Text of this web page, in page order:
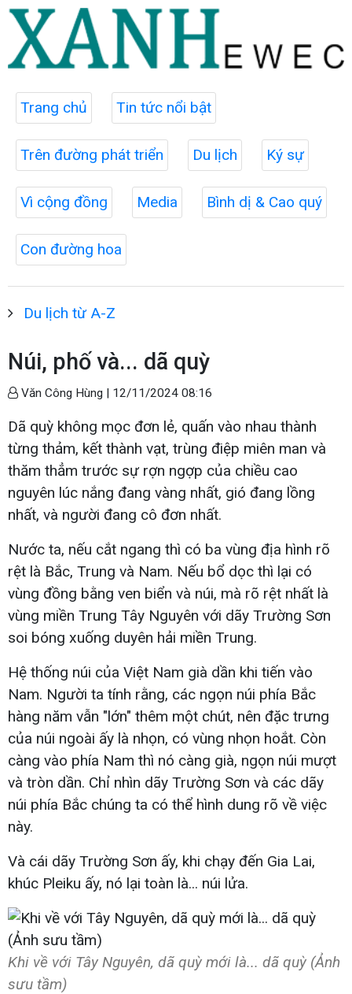
Trang chủ Tin tức nổi bật
Trên đường phát triển Du lịch Ký sự
Vì cộng đồng Media Bình dị & Cao quý
Con đường hoa
Du lịch từ A-Z
Núi, phố và... dã quỳ
Văn Công Hùng | 12/11/2024 08:16
Dã quỳ không mọc đơn lẻ, quấn vào nhau thành
từng thảm, kết thành vạt, trùng điệp miên man và
thăm thẳm trước sự rợn ngợp của chiều cao
nguyên lúc nắng đang vàng nhất, gió đang lồng
nhất, và người đang cô đơn nhất.
Nước ta, nếu cắt ngang thì có ba vùng địa hình rõ
rệt là Bắc, Trung và Nam. Nếu bổ dọc thì lại có
vùng đồng bằng ven biển và núi, mà rõ rệt nhất là
vùng miền Trung Tây Nguyên với dãy Trường Sơn
soi bóng xuống duyên hải miền Trung.
Hệ thống núi của Việt Nam già dần khi tiến vào
Nam. Người ta tính rằng, các ngọn núi phía Bắc
hàng năm vẫn "lớn" thêm một chút, nên đặc trưng
của núi ngoài ấy là nhọn, có vùng nhọn hoắt. Còn
càng vào phía Nam thì nó càng già, ngọn núi mượt
và tròn dần. Chỉ nhìn dãy Trường Sơn và các dãy
núi phía Bắc chúng ta có thể hình dung rõ về việc
này.
Và cái dãy Trường Sơn ấy, khi chạy đến Gia Lai,
khúc Pleiku ấy, nó lại toàn là... núi lửa.
Khi về với Tây Nguyên, dã quỳ mới là... dã quỳ (Ảnh
sưu tầm)